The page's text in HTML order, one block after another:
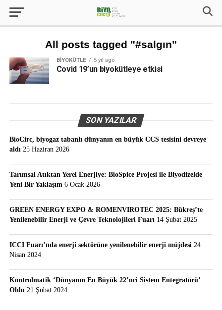
All posts tagged "#salgın"
BIYOKÜTLE 5 yıl ago
Covid 19’un biyokütleye etkisi
SON YAZILAR
BioCirc, biyogaz tabanlı dünyanın en büyük CCS tesisini devreye
aldı 25 Haziran 2026
Tarımsal Atıktan Yerel Enerjiye: BioSpice Projesi ile Biyodizelde
Yeni Bir Yaklaşım 6 Ocak 2026
GREEN ENERGY EXPO & ROMENVIROTEC 2025: Bükreş’te
Yenilenebilir Enerji ve Çevre Teknolojileri Fuarı 14 Şubat 2025
ICCI Fuarı’nda enerji sektörüne yenilenebilir enerji müjdesi 24
Nisan 2024
Kontrolmatik ‘Dünyanın En Büyük 22’nci Sistem Entegratörü’
Oldu 21 Şubat 2024